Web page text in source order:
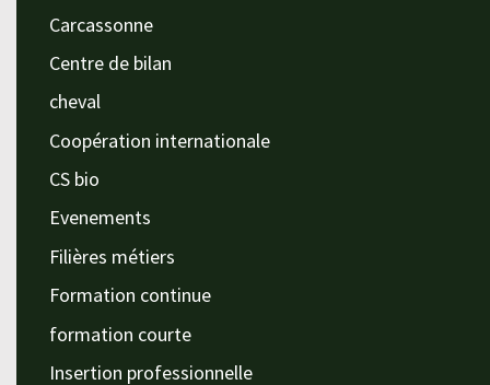
Carcassonne
Centre de bilan
cheval
Coopération internationale
CS bio
Evenements
Filières métiers
Formation continue
formation courte
Insertion professionnelle